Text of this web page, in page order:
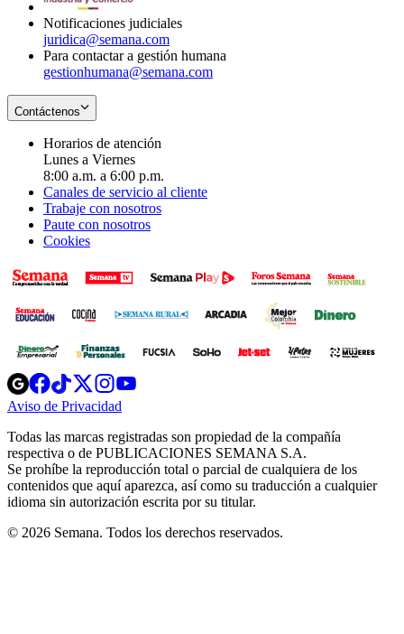
Notificaciones judiciales
juridica@semana.com
Para contactar a gestión humana
gestionhumana@semana.com
Contáctenos
Horarios de atención
Lunes a Viernes
8:00 a.m. a 6:00 p.m.
Canales de servicio al cliente
Trabaje con nosotros
Paute con nosotros
Cookies
Opens
in
new
Opens
in
new
Opens
in
new
window
Opens
new
windowwindow
Aviso de Privacidad
new
window
Todas las marcas registradas son propiedad de la compañía
respectiva o de PUBLICACIONES SEMANA S.A.
Se prohíbe la reproducción total o parcial de cualquiera de los
contenidos que aquí aparezca, así como su traducción a cualquier
idioma sin autorización escrita por su titular.
© 2026 Semana. Todos los derechos reservados.